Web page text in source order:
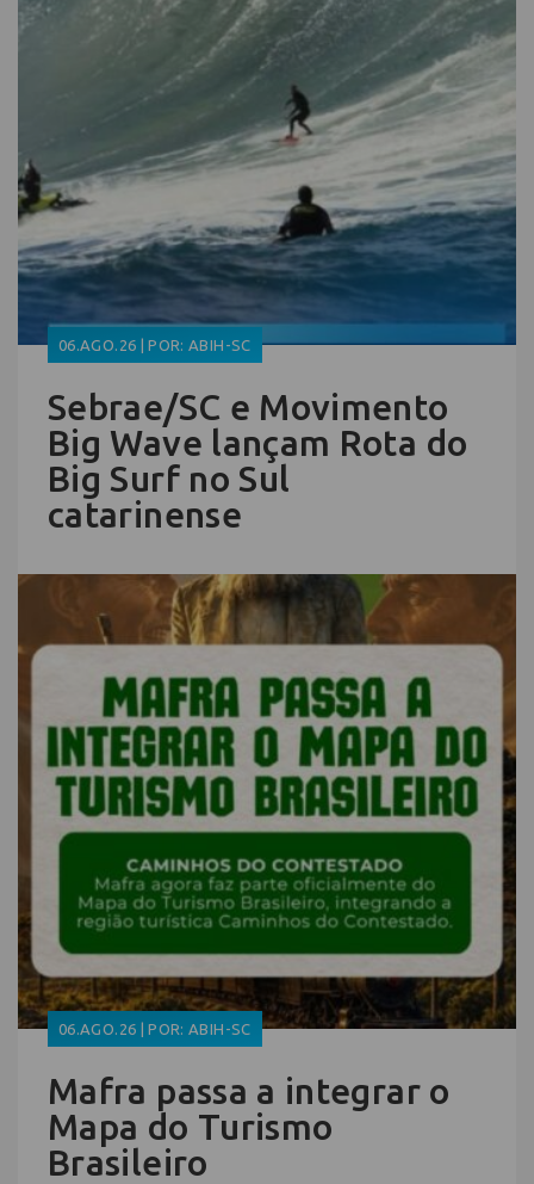
06.AGO.26 | POR: ABIH-SC
Sebrae/SC e Movimento
Big Wave lançam Rota do
Big Surf no Sul
catarinense
06.AGO.26 | POR: ABIH-SC
Mafra passa a integrar o
Mapa do Turismo
Brasileiro